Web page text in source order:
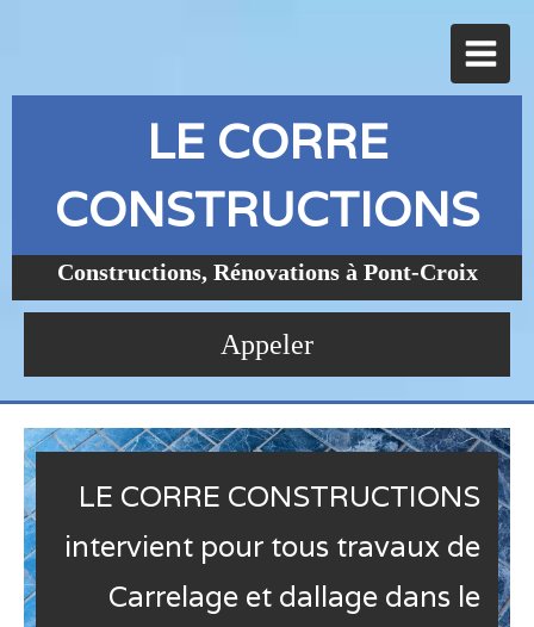
LE CORRE
CONSTRUCTIONS
Constructions, Rénovations à Pont-Croix
Appeler
LE CORRE CONSTRUCTIONS
intervient pour tous travaux de
Carrelage et dallage dans le